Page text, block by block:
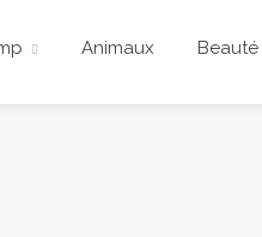
Animaux Beauté